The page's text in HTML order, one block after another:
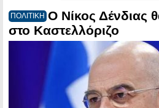
ΠΟΛΙΤΙΚΗ Ο Νίκος Δένδιας
στο Καστελλόριζο